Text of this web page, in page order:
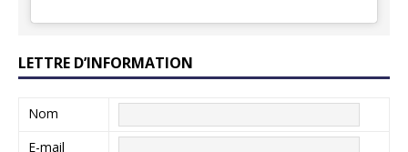
LETTRE D’INFORMATION
Nom
E-mail